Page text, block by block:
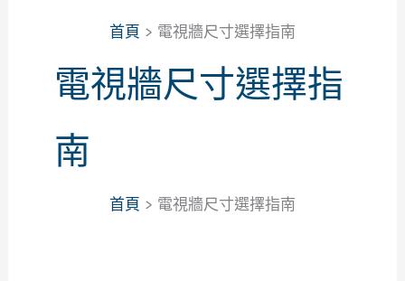
首頁 電視牆尺寸選擇指南
電視牆尺寸選擇指
南
首頁 電視牆尺寸選擇指南